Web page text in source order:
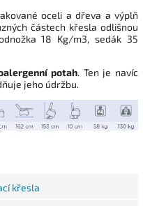
oceli a dřeva a výplň
částech křesla odlišnou
18 Kg/m3, sedák 35
potah. Ten je navíc
jeho údržbu.
křesla